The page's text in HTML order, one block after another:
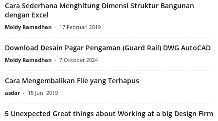
Cara Sederhana Menghitung Dimensi Struktur Bangunan
dengan Excel
Moldy Ramadhan - 17 Februari 2019
Download Desain Pagar Pengaman (Guard Rail) DWG AutoCAD
Moldy Ramadhan - 7 Oktober 2024
Cara Mengembalikan File yang Terhapus
asdar - 15 Juni 2019
5 Unexpected Great things about Working at a big Design Firm